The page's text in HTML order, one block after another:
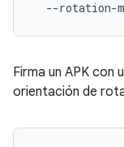
Firma un APK con
orientación de